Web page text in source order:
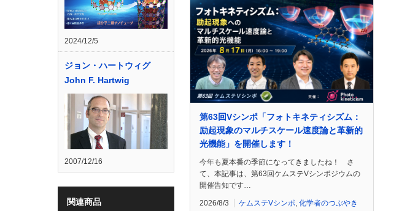
2024/12/5
ジョン・ハートウィグ
John F. Hartwig
2007/12/16
関連商品
第63回Vシンポ「フォトキネティシズム：
励起現象のマルチスケール速度論と革新的
光機能」を開催します！
今年も夏本番の季節になってきましたね！ さ
て、本記事は、第63回ケムステVシンポジウムの
開催告知です…
2026/8/3 ケムステVシンポ, 化学者のつぶやき